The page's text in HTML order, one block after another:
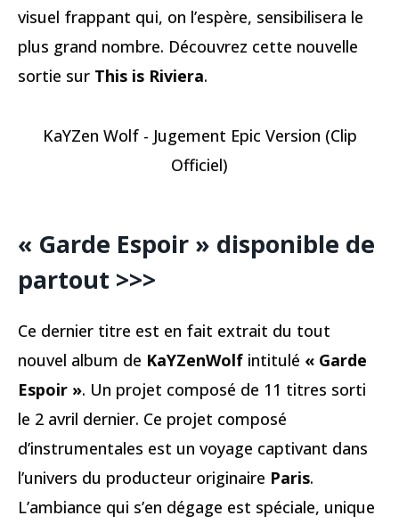
visuel frappant qui, on l’espère, sensibilisera le
plus grand nombre. Découvrez cette nouvelle
sortie sur This is Riviera.
KaYZen Wolf - Jugement Epic Version (Clip
Officiel)
« Garde Espoir » disponible de
partout >>>
Ce dernier titre est en fait extrait du tout
nouvel album de KaYZenWolf intitulé « Garde
Espoir ». Un projet composé de 11 titres sorti
le 2 avril dernier. Ce projet composé
d’instrumentales est un voyage captivant dans
l’univers du producteur originaire Paris.
L’ambiance qui s’en dégage est spéciale, unique